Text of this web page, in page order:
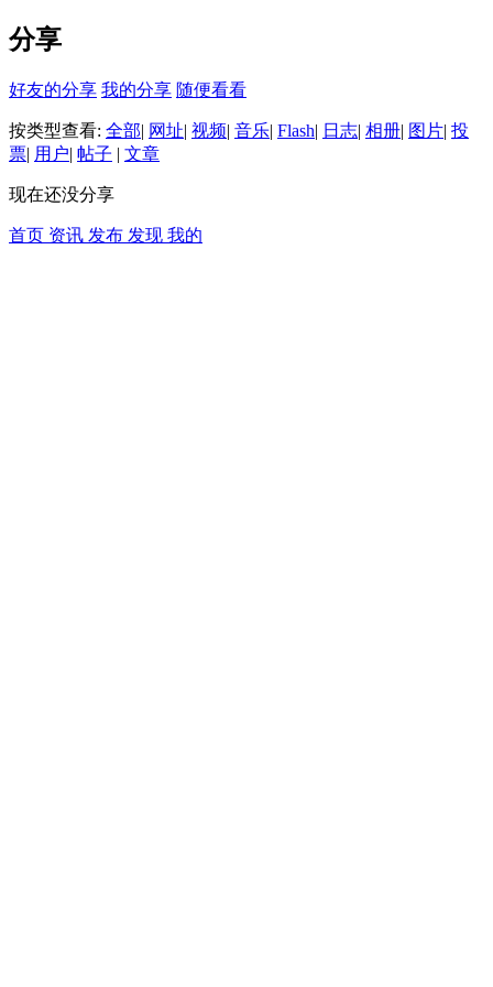
分享
好友的分享 我的分享 随便看看
按类型查看: 全部| 网址| 视频| 音乐| Flash| 日志| 相册| 图片| 投
票| 用户| 帖子 | 文章
现在还没分享
首页 资讯 发布 发现 我的